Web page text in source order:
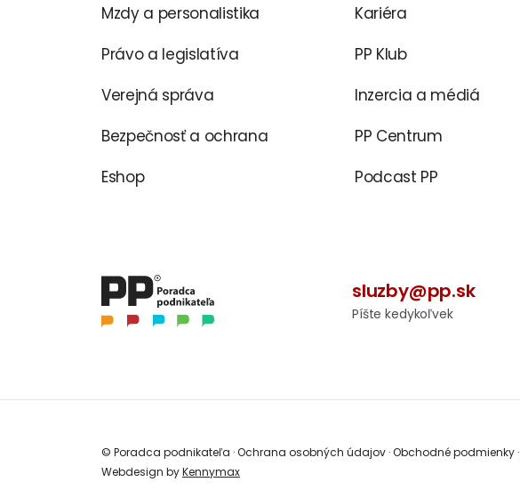
Mzdy a personalistika
Právo a legislatíva
Verejná správa
Bezpečnosť a ochrana
Eshop
Kariéra
PP Klub
Inzercia a médiá
PP Centrum
Podcast PP
sluzby@pp.sk
Píšte kedykoľvek
© Poradca podnikateľa ·Ochrana osobných údajov ·Obchodné podmienky ·
Webdesign byKennymax